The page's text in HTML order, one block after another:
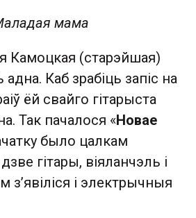
мама
Камоцкая (старэйшая)
Каб зрабіць запіс на
ёй свайго гітарыста
Так пачалося «Новае
было цалкам
гітары, віяланчэль і
і электрычныя